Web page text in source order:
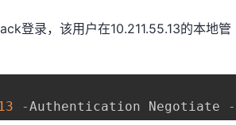
登录，该用户在10.211.55.13的本地管
-Authentication Negotiate -